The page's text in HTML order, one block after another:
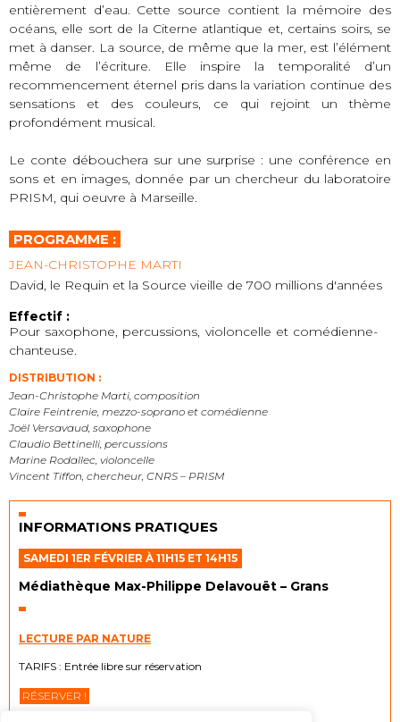
entièrement d’eau. Cette source contient la mémoire des
océans, elle sort de la Citerne atlantique et, certains soirs, se
met à danser. La source, de même que la mer, est l’élément
même de l’écriture. Elle inspire la temporalité d’un
recommencement éternel pris dans la variation continue des
sensations et des couleurs, ce qui rejoint un thème
profondément musical.
Le conte débouchera sur une surprise : une conférence en
sons et en images, donnée par un chercheur du laboratoire
PRISM, qui oeuvre à Marseille.
PROGRAMME :
JEAN-CHRISTOPHE MARTI
David, le Requin et la Source vieille de 700 millions d'années
Effectif :
Pour saxophone, percussions, violoncelle et comédienne-
chanteuse.
DISTRIBUTION :
Jean-Christophe Marti, composition
Claire Feintrenie, mezzo-soprano et comédienne
Joël Versavaud, saxophone
Claudio Bettinelli, percussions
Marine Rodallec, violoncelle
Vincent Tiffon, chercheur, CNRS – PRISM
INFORMATIONS PRATIQUES
SAMEDI 1ER FÉVRIER À 11H15 ET 14H15
Médiathèque Max-Philippe Delavouët – Grans
LECTURE PAR NATURE
TARIFS : Entrée libre sur réservation
RÉSERVER !